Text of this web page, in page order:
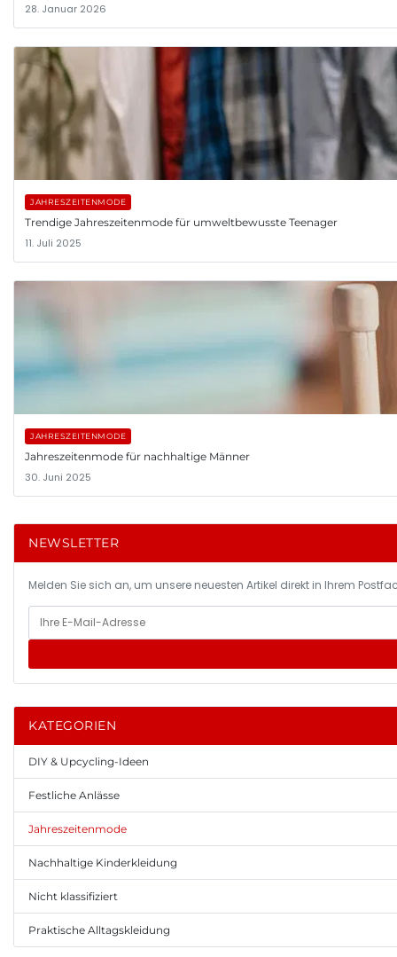
28. Januar 2026
JAHRESZEITENMODE
Trendige Jahreszeitenmode für umweltbewusste Teenager
11. Juli 2025
JAHRESZEITENMODE
Jahreszeitenmode für nachhaltige Männer
30. Juni 2025
NEWSLETTER
Melden Sie sich an, um unsere neuesten Artikel direkt in Ihrem
KATEGORIEN
DIY & Upcycling-Ideen
Festliche Anlässe
Jahreszeitenmode
Nachhaltige Kinderkleidung
Nicht klassifiziert
Praktische Alltagskleidung